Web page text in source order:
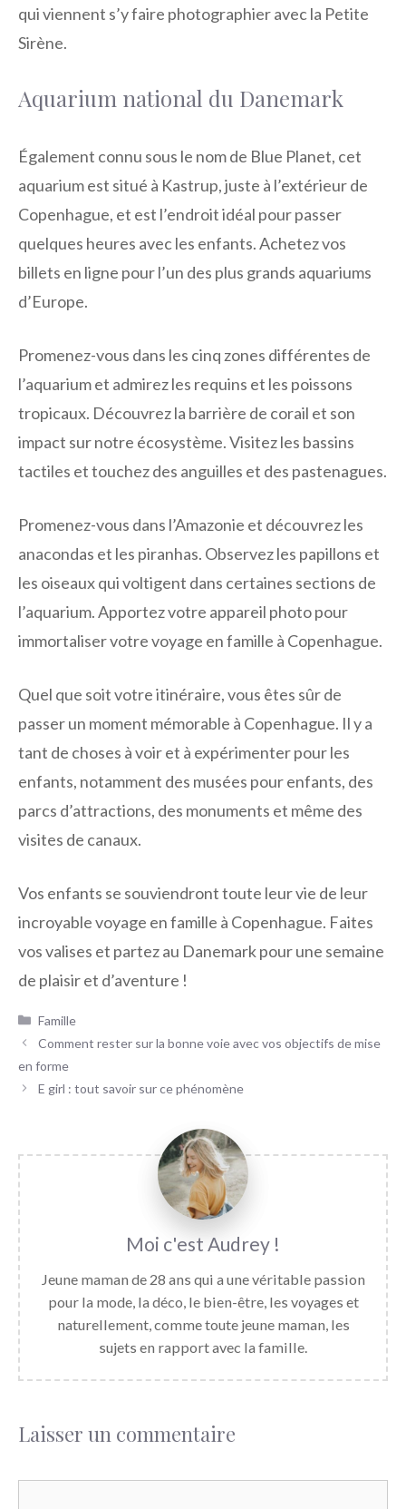
qui viennent s’y faire photographier avec la Petite
Sirène.
Aquarium national du Danemark
Également connu sous le nom de Blue Planet, cet
aquarium est situé à Kastrup, juste à l’extérieur de
Copenhague, et est l’endroit idéal pour passer
quelques heures avec les enfants. Achetez vos
billets en ligne pour l’un des plus grands aquariums
d’Europe.
Promenez-vous dans les cinq zones différentes de
l’aquarium et admirez les requins et les poissons
tropicaux. Découvrez la barrière de corail et son
impact sur notre écosystème. Visitez les bassins
tactiles et touchez des anguilles et des pastenagues.
Promenez-vous dans l’Amazonie et découvrez les
anacondas et les piranhas. Observez les papillons et
les oiseaux qui voltigent dans certaines sections de
l’aquarium. Apportez votre appareil photo pour
immortaliser votre voyage en famille à Copenhague.
Quel que soit votre itinéraire, vous êtes sûr de
passer un moment mémorable à Copenhague. Il y a
tant de choses à voir et à expérimenter pour les
enfants, notamment des musées pour enfants, des
parcs d’attractions, des monuments et même des
visites de canaux.
Vos enfants se souviendront toute leur vie de leur
incroyable voyage en famille à Copenhague. Faites
vos valises et partez au Danemark pour une semaine
de plaisir et d’aventure !
Catégories
Famille
Comment rester sur la bonne voie avec vos objectifs de mise
en forme
E girl : tout savoir sur ce phénomène
Audrey
Jeune maman de 28 ans qui a une véritable passion
pour la mode, la déco, le bien-être, les voyages et
naturellement, comme toute jeune maman, les
sujets en rapport avec la famille.
Laisser un commentaire